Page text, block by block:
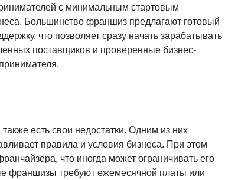
с минимальным стартовым
Большинство франшиз предлагают готовый
что позволяет сразу начать зарабатывать
поставщиков и проверенные бизнес-
есть свои недостатки. Одним из них
правила и условия бизнеса. При этом
что иногда может ограничивать его
франшизы требуют ежемесячной платы или